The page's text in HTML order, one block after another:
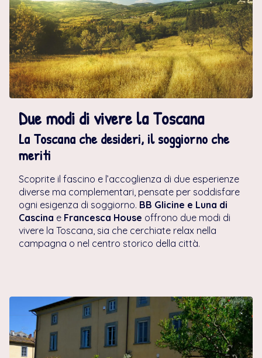
Due modi di vivere la Toscana
La Toscana che desideri, il soggiorno che
meriti
Scoprite il fascino e l’accoglienza di due esperienze
diverse ma complementari, pensate per soddisfare
ogni esigenza di soggiorno. BB Glicine e Luna di
Cascina e Francesca House offrono due modi di
vivere la Toscana, sia che cerchiate relax nella
campagna o nel centro storico della città.